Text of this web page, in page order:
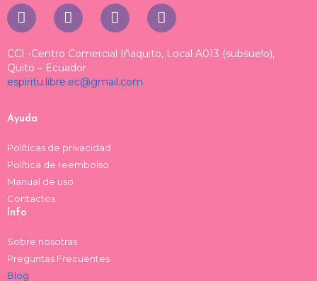
I
n
t
a
g
a
T
i
t
o
k
T
h
e
d
F
a
e
CCI -Centro Comercial Iñaquito, Local A013 (subsuelo),
Quito – Ecuador
espiritu.libre.ec@gmail.com
Ayuda
Políticas de privacidad
Política de reembolso
Manual de uso
Contactos
Info
Sobre nosotras
Preguntas Frecuentes
Blog